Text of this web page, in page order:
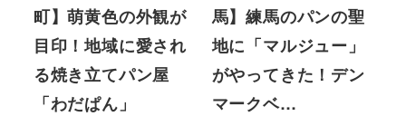
町】萌黄色の外観が
目印！地域に愛され
る焼き立てパン屋
「わだぱん」
馬】練馬のパンの聖
地に「マルジュー」
がやってきた！デン
マークベ…